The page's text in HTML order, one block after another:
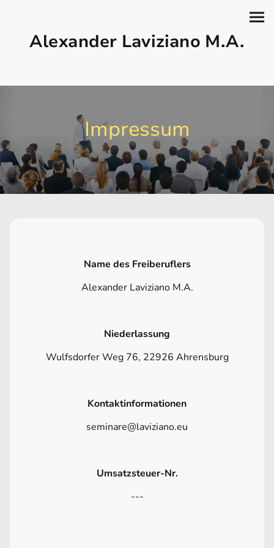
Alexander Laviziano M.A.
Impressum
Name des Freiberuflers
Alexander Laviziano M.A.
Niederlassung
Wulfsdorfer Weg 76, 22926 Ahrensburg
Kontaktinformationen
seminare@laviziano.eu
Umsatzsteuer-Nr.
---